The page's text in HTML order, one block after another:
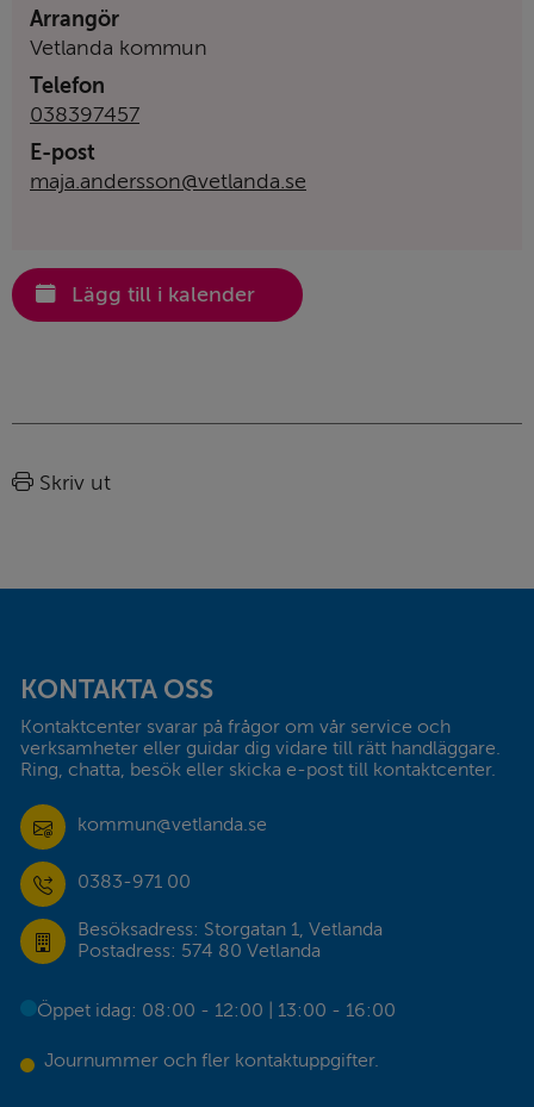
Arrangör
Vetlanda kommun
Telefon
038397457
E-post
maja.andersson@vetlanda.se
Lägg till i kalender
Skriv ut
KONTAKTA OSS
Kontaktcenter svarar på frågor om vår service och
verksamheter eller guidar dig vidare till rätt handläggare.
Ring, chatta, besök eller skicka e-post till kontaktcenter.
kommun@vetlanda.se
0383-971 00
Besöksadress: Storgatan 1, Vetlanda
Postadress: 574 80 Vetlanda
Öppet idag: 08:00 - 12:00 | 13:00 - 16:00
Journummer och fler kontaktuppgifter.